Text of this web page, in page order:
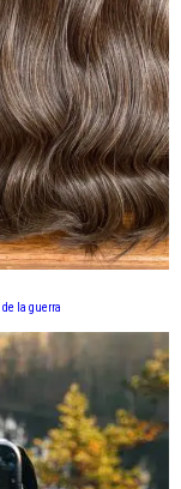
la guerra